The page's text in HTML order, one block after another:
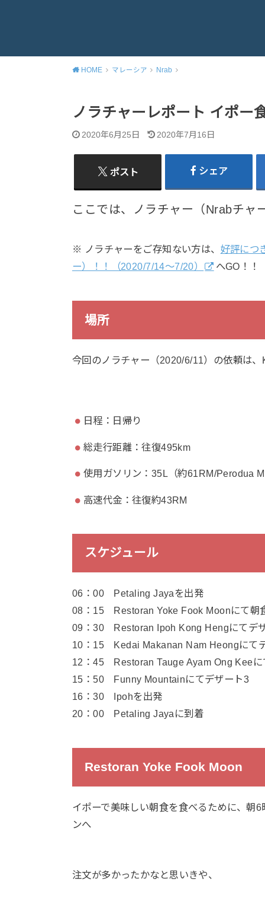
HOME マレーシア Nrab
ノラチャーレポート イポー
2020年6月25日 2020年7月16日
ポスト シェア
ここでは、ノラチャー（Nrabチャ
※ ノラチャーをご存知ない方は、 好評につ
ー）！！（2020/7/14～7/20）
へGO！！
場所
今回のノラチャー（2020/6/11）の依頼は
日程：日帰り
総走行距離：往復495km
使用ガソリン：35L（約61RM/Perodua
高速代金：往復約43RM
スケジュール
06：00 Petaling Jayaを出発
08：15 Restoran Yoke Fook Moonにて朝
09：30 Restoran Ipoh Kong Hengにてデ
10：15 Kedai Makanan Nam Heongにて
12：45 Restoran Tauge Ayam Ong Keeに
15：50 Funny Mountainにてデザート3
16：30 Ipohを出発
20：00 Petaling Jayaに到着
Restoran Yoke Fook Moon
イポーで美味しい朝食を食べるために、朝
ンへ
注文が多かったかなと思いきや、